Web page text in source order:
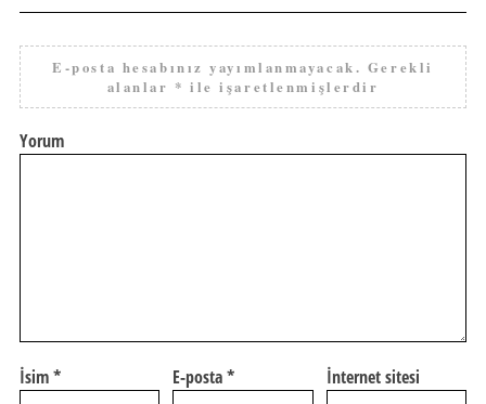
E-posta hesabınız yayımlanmayacak. Gerekli
alanlar * ile işaretlenmişlerdir
Yorum
İsim* E-posta* İnternet sitesi